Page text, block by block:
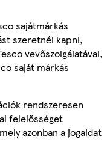
sajátmárkás
szeretnél kapni,
vevőszolgálatával,
saját márkás
rendszeresen
felelősséget
azonban a jogaidat